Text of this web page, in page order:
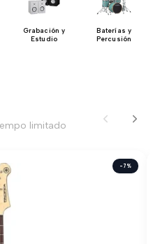
Grabación y
Estudio
Baterías y
Percusión
limitado
-7%